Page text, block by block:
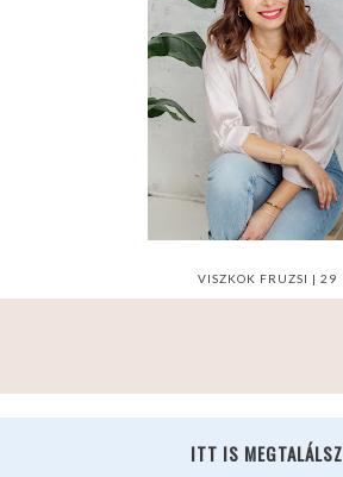
VISZKOK FRUZSI | 29
ITT IS MEGTALÁLSZ